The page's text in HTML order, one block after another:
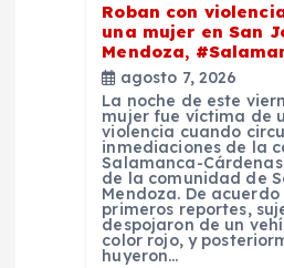
Roban con
una mujer en San
Mendoza,
agosto 7, 2026
La noche de este
mujer fue víctima de
violencia cuando
inmediaciones de la
Salamanca-
de la comunidad de
Mendoza. De acuerdo
primeros reportes,
despojaron de un
color rojo, y
huyeron…